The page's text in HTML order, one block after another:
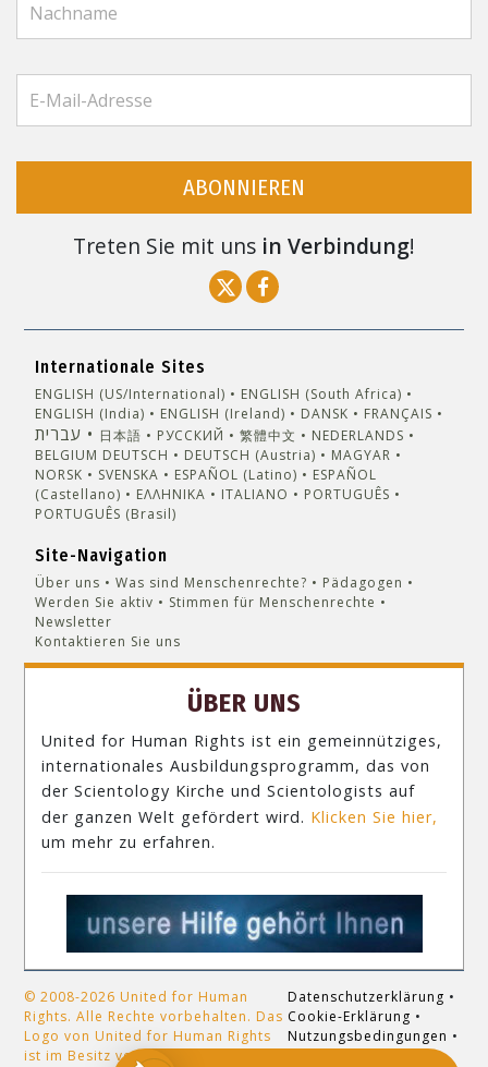
ABONNIEREN
Treten Sie mit uns in Verbindung!
Internationale Sites
ENGLISH (US/International)
ENGLISH (South Africa)
ENGLISH (India)
ENGLISH (Ireland) DANSK FRANÇAIS
עברית 日本語 РУССКИЙ 繁體中文
NEDERLANDS
BELGIUM DEUTSCH DEUTSCH (Austria)
MAGYAR
NORSK
SVENSKA ESPAÑOL (Latino)
ESPAÑOL
(Castellano)
ΕΛΛΗΝΙΚA ITALIANO
PORTUGUÊS
PORTUGUÊS (Brasil)‎
Site-Navigation
Über uns Was sind Menschenrechte?
Pädagogen
Werden Sie aktiv
Stimmen für Menschenrechte
Newsletter
Kontaktieren Sie uns
ÜBER UNS
United for Human Rights ist ein gemeinnütziges,
internationales Ausbildungsprogramm, das von
der Scientology Kirche und Scientologists auf
der ganzen Welt gefördert wird. Klicken Sie hier,
um mehr zu erfahren.
© 2008-2026 United for Human
Rights. Alle Rechte vorbehalten. Das
Logo von United for Human Rights
ist im Besitz von United for Human
Datenschutzerklärung •
Cookie-Erklärung •
Nutzungsbedingungen •